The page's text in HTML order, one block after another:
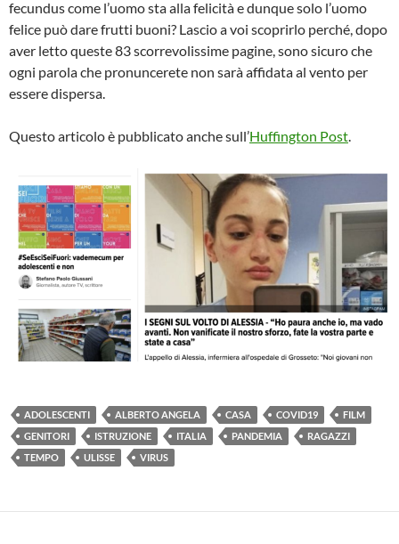
fecundus come l’uomo sta alla felicità e dunque solo l’uomo
felice può dare frutti buoni? Lascio a voi scoprirlo perché, dopo
aver letto queste 83 scorrevolissime pagine, sono sicuro che
ogni parola che pronuncerete non sarà affidata al vento per
essere dispersa.
Questo articolo è pubblicato anche sull’Huffington Post.
ADOLESCENTI ALBERTO ANGELA CASA COVID19
FILM
GENITORI
ISTRUZIONE ITALIA PANDEMIA
RAGAZZI
TEMPO
ULISSE VIRUS